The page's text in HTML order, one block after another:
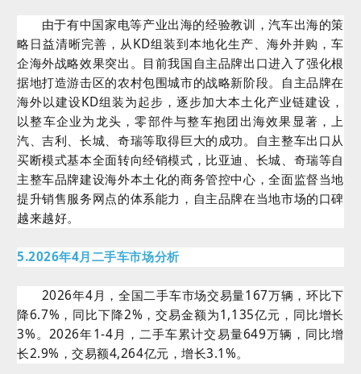
由于有中国家电等产业出海的经验教训，汽车出海的策
略日益清晰完善，从KD组装到本地化生产、海外并购，车
企海外战略效果突出。目前我国自主品牌出口进入了强化根
据地打造游击区的农村包围城市的战略新阶段。自主品牌在
海外以建设KD组装为起步，逐步加大本土化产业链建设，
以整车企业为龙头，零部件与整车抱团出海效果显著，上
汽、吉利、长城、奇瑞等取得巨大的成功。自主整车出口从
买断模式基本全面转向经销模式，比亚迪、长城、奇瑞等自
主整车品牌建设海外本土化的商务管控中心，全面监督当地
提升销售服务网点的体系能力，自主品牌在当地市场的口碑
越来越好。
5.2026年4月二手车市场分析
2026年4月，全国二手车市场交易量167万辆，环比下
降6.7%，同比下降2%，交易金额为1,135亿元，同比增长
3%。2026年1-4月，二手车累计交易量649万辆，同比增
长2.9%，交易额4,264亿元，增长3.1%。